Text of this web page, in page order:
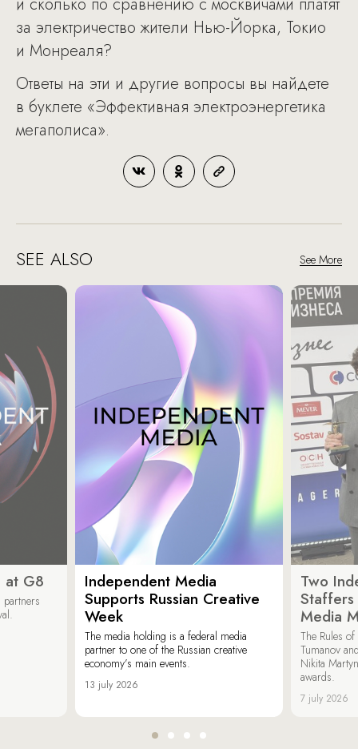
за электричество жители Нью-Йорка, Токио
и Монреаля?
Ответы на эти и другие вопросы вы найдете
в буклете «Эффективная электроэнергетика
мегаполиса».
SEE ALSO See More
at G8
Independent Media
Supports Russian Creative
Week
The media holding is a federal media
partner to one of the Russian creative
economy’s main events.
13 july 2026
Two
Media
The Rules
Tumanov
Nikita
awards.
7 july 2026